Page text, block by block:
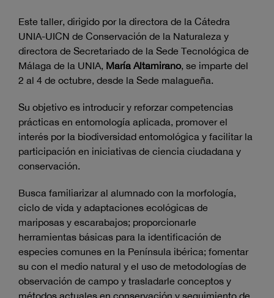
Este taller, dirigido por la directora de la Cátedra
UNIA-UICN de Conservación de la Naturaleza y
directora de Secretariado de la Sede Tecnológica de
Málaga de la UNIA, María Altamirano, se imparte del
2 al 4 de octubre, desde la Sede malagueña.
Su objetivo es introducir y reforzar competencias
prácticas en entomología aplicada, promover el
interés por la biodiversidad entomológica y facilitar la
participación en iniciativas de ciencia ciudadana y
conservación.
Busca familiarizar al alumnado con la morfología,
ciclo de vida y adaptaciones ecológicas de
mariposas y escarabajos; proporcionarle
herramientas básicas para la identificación de
especies comunes en la Península ibérica; fomentar
su con el medio natural y el uso de metodologías de
observación de campo y trasladarle conceptos y
métodos actuales en conservación y seguimiento de